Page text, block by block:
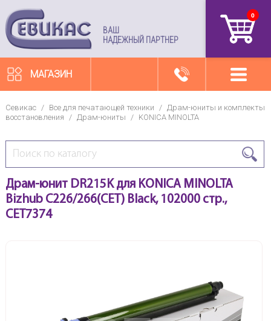
ВАШ
НАДЕЖНЫЙ ПАРТНЕР
0
МАГАЗИН
Севикас / Все для печатающей техники / Драм-юниты и комплекты
восстановления / Драм-юниты / KONICA MINOLTA
Драм-юнит DR215K для KONICA MINOLTA
Bizhub C226/266(CET) Black, 102000 стр.,
CET7374